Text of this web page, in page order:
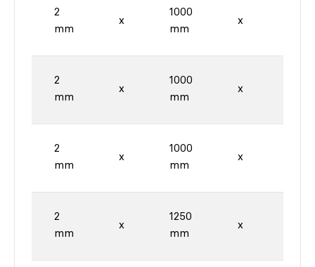
2
mm
x
1000
mm
x
2
mm
x
1000
mm
x
2
mm
x
1000
mm
x
2
mm
x
1250
mm
x